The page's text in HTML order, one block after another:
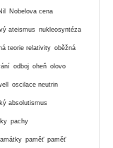
Nobelova cena
ateismus nukleosyntéza
teorie relativity oběžná
odboj oheň olovo
oscilace neutrin
absolutismus
pachy
paměť paměť